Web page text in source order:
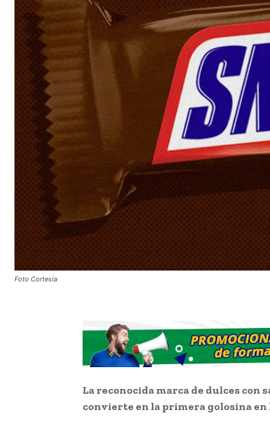
Foto Cortesía
La reconocida marca de dulces con
convierte en la primera golosina